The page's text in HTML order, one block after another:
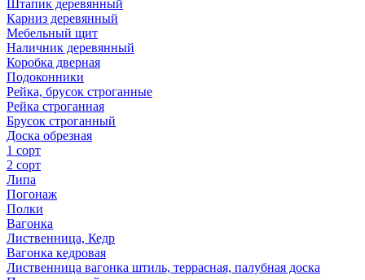
Штапик деревянный
Карниз деревянный
Мебельный щит
Наличник деревянный
Коробка дверная
Подоконники
Рейка, брусок строганные
Рейка строганная
Брусок строганный
Доска обрезная
1 сорт
2 сорт
Липа
Погонаж
Полки
Вагонка
Лиственница, Кедр
Вагонка кедровая
Лиственница вагонка штиль, террасная, палубная доска